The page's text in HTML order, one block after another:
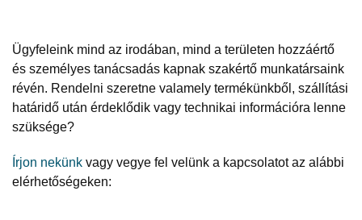
Ügyfeleink mind az irodában, mind a területen hozzáértő
és személyes tanácsadás kapnak szakértő munkatársaink
révén. Rendelni szeretne valamely termékünkből, szállítási
határidő után érdeklődik vagy technikai információra lenne
szüksége?
Írjon nekünk vagy vegye fel velünk a kapcsolatot az alábbi
elérhetőségeken: